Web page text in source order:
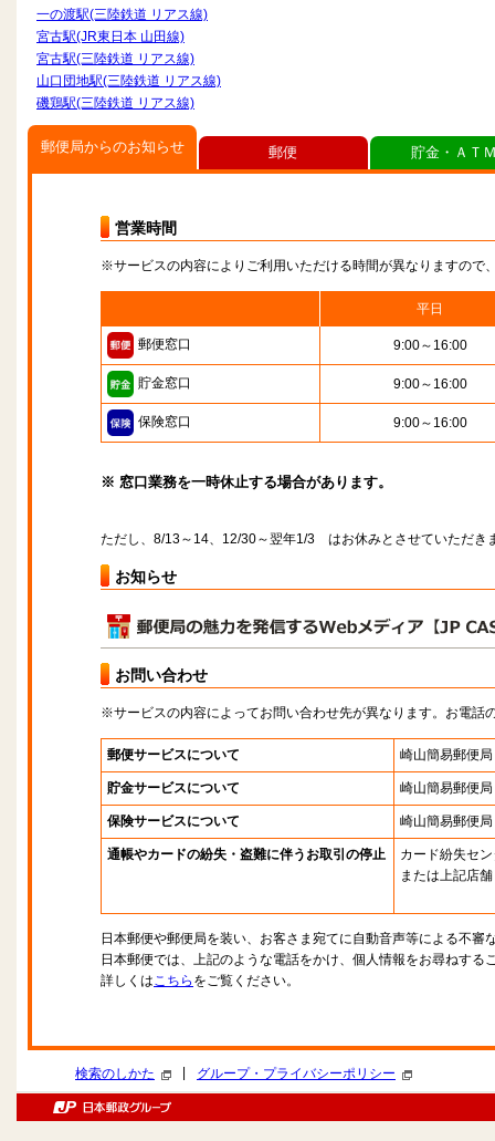
一の渡駅(三陸鉄道 リアス線)
宮古駅(JR東日本 山田線)
宮古駅(三陸鉄道 リアス線)
山口団地駅(三陸鉄道 リアス線)
磯鶏駅(三陸鉄道 リアス線)
郵便局からのお知らせ
営業時間
※サービスの内容によりご利用いただける時間が異なりますので
平日
郵便窓口 9:00～16:00
貯金窓口 9:00～16:00
保険窓口 9:00～16:00
※ 窓口業務を一時休止する場合があります。
ただし、8/13～14、12/30～翌年1/3 はお休みとさせていただき
お知らせ
お問い合わせ
※サービスの内容によってお問い合わせ先が異なります。お電話
郵便サービスについて 崎山簡易郵便局
貯金サービスについて 崎山簡易郵便局
保険サービスについて 崎山簡易郵便局
通帳やカードの紛失・盗難に伴うお取引の停止
カード紛失セ
または上記店舗
日本郵便や郵便局を装い、お客さま宛てに自動音声等による不審
日本郵便では、上記のような電話をかけ、個人情報をお尋ねする
詳しくはこちら をご覧ください。
郵便 貯金・ＡＴ
検索のしかた グループ・プライバシーポリシー